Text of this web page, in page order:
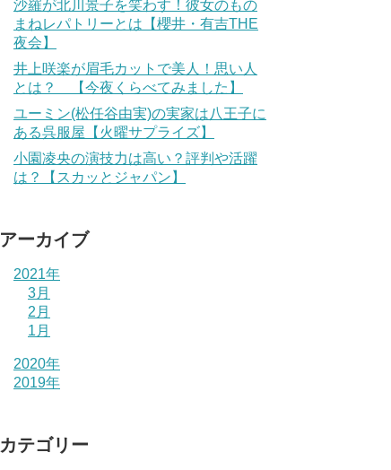
沙羅が北川景子を笑わす！彼女のもの
まねレパトリーとは【櫻井・有吉THE
夜会】
井上咲楽が眉毛カットで美人！思い人
とは？ 【今夜くらべてみました】
ユーミン(松任谷由実)の実家は八王子に
ある呉服屋【火曜サプライズ】
小園凌央の演技力は高い？評判や活躍
は？【スカッとジャパン】
アーカイブ
2021年
3月
2月
1月
2020年
2019年
カテゴリー